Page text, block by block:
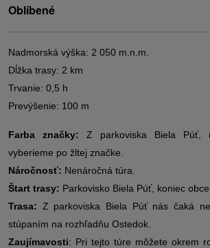
Oblíbené
Nadmorská výška: 2 050 m.n.m.
Dĺžka trasy: 2 km
Trvanie: 0,5 h
Prevýšenie: 100 m
Farba značky: Z parkoviska Biela Púť,
vyberieme po žltej značke.
Náročnosť: Nenáročná túra.
Štart trasy: Parkovisko Biela Púť, koniec obce.
Trasa: Z parkoviska Biela Púť nás čaká
stúpaním na rozhľadňu Ostedok.
Zaujímavosti: Pri tejto túre môžete okrem